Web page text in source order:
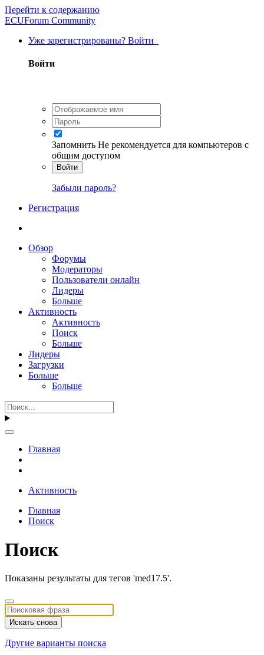
Перейти к содержанию
ECUForum Community
Уже зарегистрированы? Войти
Войти
Запомнить Не рекомендуется для компьютеров с
общим доступом
Войти
Забыли пароль?
Регистрация
Обзор
Форумы
Модераторы
Пользователи онлайн
Лидеры
Больше
Активность
Активность
Поиск
Больше
Лидеры
Загрузки
Больше
Больше
Главная
Активность
Главная
Поиск
Поиск
Показаны результаты для тегов 'med17.5'.
Искать снова
Другие варианты поиска